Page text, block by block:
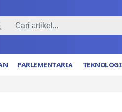
PARLEMENTARIA TEKNOLOGI